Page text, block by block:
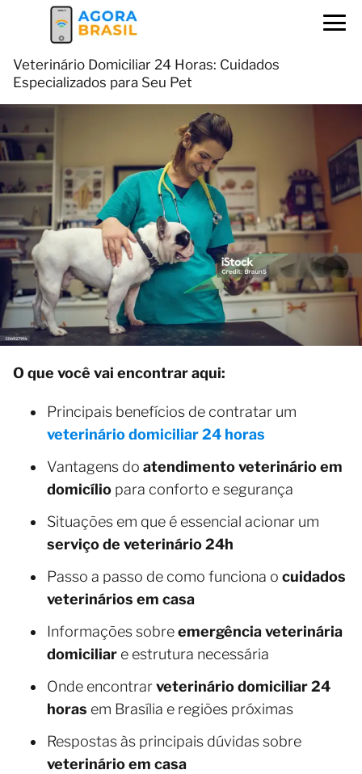
Veterinário Domiciliar 24 Horas: Cuidados
Especializados para Seu Pet
O que você vai encontrar aqui:
Principais benefícios de contratar um
veterinário domiciliar 24 horas
Vantagens do atendimento veterinário em
domicílio para conforto e segurança
Situações em que é essencial acionar um
serviço de veterinário 24h
Passo a passo de como funciona o cuidados
veterinários em casa
Informações sobreemergência veterinária
domiciliar e estrutura necessária
Onde encontrarveterinário domiciliar 24
horas em Brasília e regiões próximas
Respostas às principais dúvidas sobre
veterinário em casa